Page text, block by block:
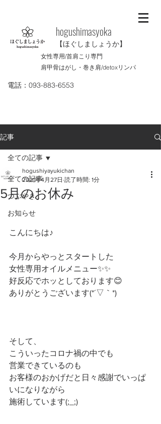
​hogushimasyoka
【ほぐしましょうか】
女性専用/首肩こり専門
肩甲骨はがし・巻き肩/detoxリンパ
電話：093-883-6553
記事
全ての記事
つぶやき
お知らせ
全ての記事
5月のお休み
hogushiyayukichan
2021年4月27日 読了時間: 1分
こんにちは♪
今月からやっとスタートした
女性専用オイルメニュー✨✨
好反応でホッとしております😊
ありがとうございます(*´▽｀*)
そして、
こういったコロナ禍の中でも
営業できているのも
お客様のおかげだと日々感謝でいっぱ
いになりながら
施術しています(;_;)